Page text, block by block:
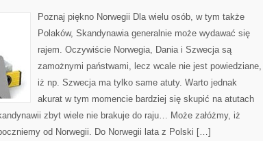
MIEJSCA,
KTÓRE
ZOBACZYĆ
Poznaj piękno Norwegii Dla wielu osób, w tym także
Polaków, Skandynawia generalnie może wydawać się
rajem. Oczywiście Norwegia, Dania i Szwecja są
zamożnymi państwami, lecz wcale nie jest powiedziane,
iż np. Szwecja ma tylko same atuty. Warto jednak
akurat w tym momencie bardziej się skupić na atutach
zbyt wiele nie brakuje do raju… Może załóżmy, iż
od Norwegii. Do Norwegii lata z Polski […]